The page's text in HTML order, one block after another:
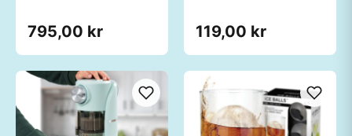
795,00 kr 119,00 kr